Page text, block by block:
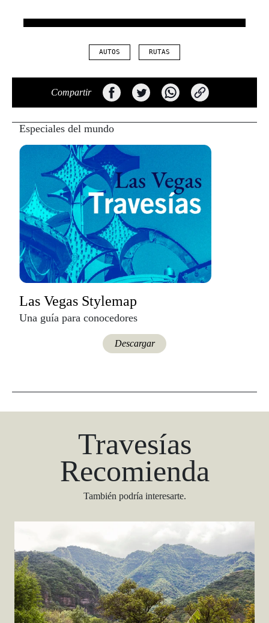
AUTOS RUTAS
Compartir
Especiales del mundo
Las Vegas Stylemap
Una guía para conocedores
Descargar
Travesías
Recomienda
También podría interesarte.